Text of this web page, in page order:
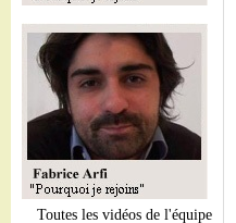
Toutes les vidéos de l'équipe